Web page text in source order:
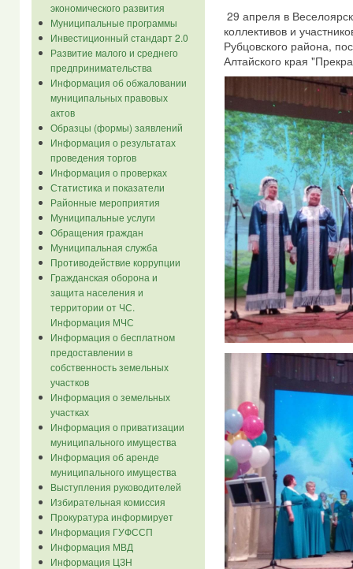
экономического развития
Муниципальные программы
Инвестиционный стандарт 2.0
Развитие малого и среднего
предпринимательства
Информация об обжаловании
муниципальных правовых
актов
Образцы (формы) заявлений
Информация о результатах
проведения торгов
Информация о проверках
Статистика и показатели
Районные мероприятия
Муниципальные услуги
Обращения граждан
Муниципальная служба
Противодействие коррупции
Гражданская оборона и
защита населения и
территории от ЧС.
Информация МЧС
Информация о бесплатном
предоставлении в
собственность земельных
участков
Информация о земельных
участках
Информация о приватизации
муниципального имущества
Информация об аренде
муниципального имущества
Выступления руководителей
Избирательная комиссия
Прокуратура информирует
Информация ГУФССП
Информация МВД
Информация ЦЗН
29 апреля в
коллективов и
Рубцовского района,
Алтайского края